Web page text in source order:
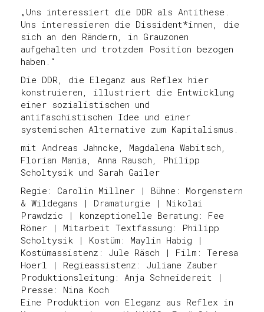
„Uns interessiert die DDR als Antithese.
Uns interessieren die Dissident*innen, die
sich an den Rändern, in Grauzonen
aufgehalten und trotzdem Position bezogen
haben.“
Die DDR, die Eleganz aus Reflex hier
konstruieren, illustriert die Entwicklung
einer sozialistischen und
antifaschistischen Idee und einer
systemischen Alternative zum Kapitalismus.
mit Andreas Jahncke, Magdalena Wabitsch,
Florian Mania, Anna Rausch, Philipp
Scholtysik und Sarah Gailer
Regie: Carolin Millner | Bühne: Morgenstern
& Wildegans | Dramaturgie | Nikolai
Prawdzic | konzeptionelle Beratung: Fee
Römer | Mitarbeit Textfassung: Philipp
Scholtysik | Kostüm: Maylin Habig |
Kostümassistenz: Jule Räsch | Film: Teresa
Hoerl | Regieassistenz: Juliane Zauber
Produktionsleitung: Anja Schneidereit |
Presse: Nina Koch
Eine Produktion von Eleganz aus Reflex in